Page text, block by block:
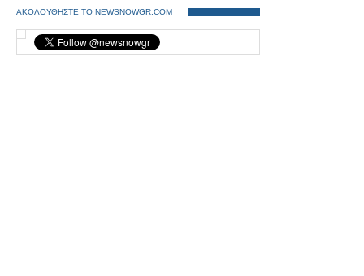
ΑΚΟΛΟΥΘΗΣΤΕ ΤΟ NEWSNOWGR.COM